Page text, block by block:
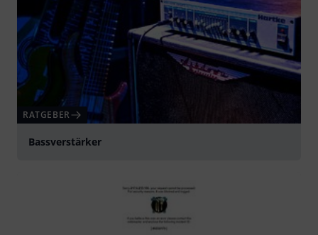
RATGEBER
Bassverstärker